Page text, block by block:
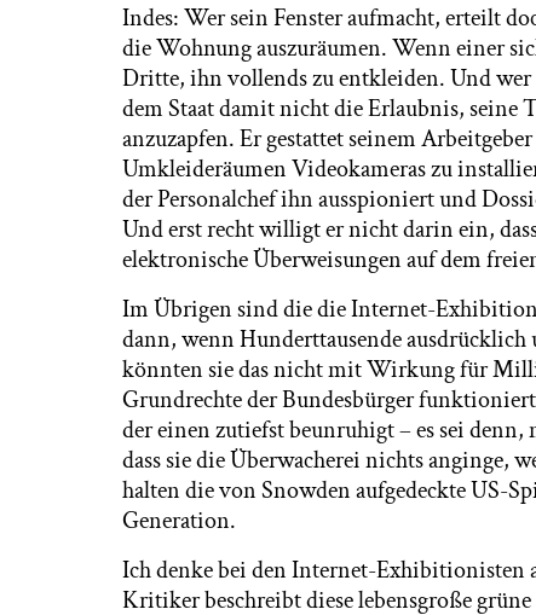
Indes: Wer sein Fenster aufmacht, erteilt
die Wohnung auszuräumen. Wenn einer
Dritte, ihn vollends zu entkleiden. Und
dem Staat damit nicht die Erlaubnis, seine
anzuzapfen. Er gestattet seinem
Umkleideräumen Videokameras zu
der Personalchef ihn ausspioniert und
Und erst recht willigt er nicht darin ein,
elektronische Überweisungen auf dem
Im Übrigen sind die die Internet-
dann, wenn Hunderttausende
könnten sie das nicht mit Wirkung für
Grundrechte der Bundesbürger
der einen zutiefst beunruhigt – es sei
dass sie die Überwacherei nichts anginge,
halten die von Snowden aufgedeckte US-
Generation.
Ich denke bei den Internet-Exhibitionisten
Kritiker beschreibt diese lebensgroße